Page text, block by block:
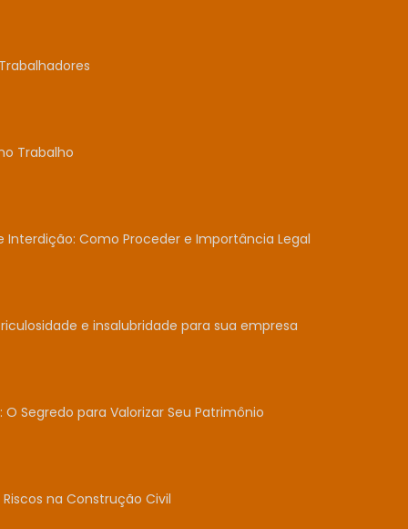
Trabalho
Como Proceder e Importância Legal
e insalubridade para sua empresa
Segredo para Valorizar Seu Patrimônio
na Construção Civil